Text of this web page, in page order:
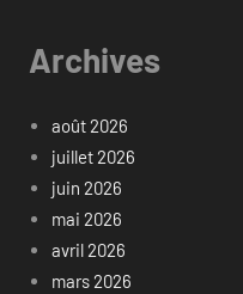
Archives
août 2026
juillet 2026
juin 2026
mai 2026
avril 2026
mars 2026